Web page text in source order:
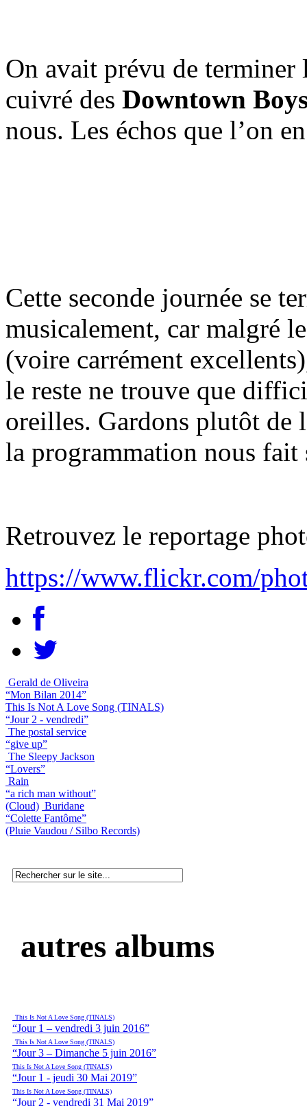
On avait prévu de terminer
cuivré des Downtown
nous. Les échos que l’on
Cette seconde journée se
musicalement, car malgré
(voire carrément
le reste ne trouve que
oreilles. Gardons plutôt de
la programmation nous fait
Retrouvez le reportage
https://www.flickr.com/
Gerald de Oliveira
“Mon Bilan 2014”
This Is Not A Love Song (TINALS)
“Jour 2 - vendredi”
The postal service
“give up”
The Sleepy Jackson
“Lovers”
Rain
“a rich man without”
(Cloud) Buridane
“Colette Fantôme”
(Pluie Vaudou / Silbo Records)
autres albums
This Is Not A Love Song (TINALS)
“Jour 1 – vendredi 3 juin 2016”
This Is Not A Love Song (TINALS)
“Jour 3 – Dimanche 5 juin 2016”
This Is Not A Love Song (TINALS)
“Jour 1 - jeudi 30 Mai 2019”
This Is Not A Love Song (TINALS)
“Jour 2 - vendredi 31 Mai 2019”